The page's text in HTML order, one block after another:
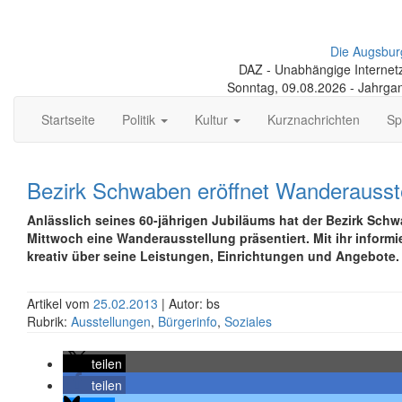
Die
DAZ - Unabhängige
Sonntag, 09.08.2026 -
Startseite
Politik Kultur Kurznachrichten
Bezirk Schwaben eröffnet
Anlässlich seines 60-jährigen Jubiläums hat der Bezirk
Mittwoch eine Wanderausstellung präsentiert. Mit ihr
kreativ über seine Leistungen, Einrichtungen und Angebote.
Artikel vom 25.02.2013 | Autor: bs
Rubrik: Ausstellungen, Bürgerinfo, Soziales
teilen
teilen